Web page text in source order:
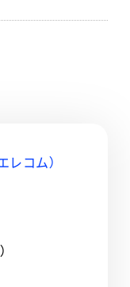
エレコム）
）